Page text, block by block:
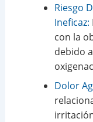
Riesgo
Ineficaz:
con la
debido
Dolor